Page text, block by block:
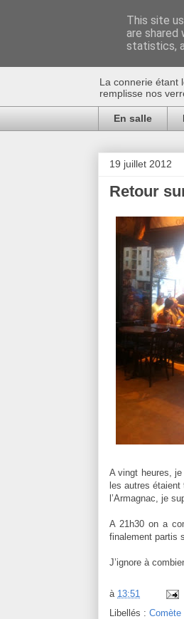
Au
La connerie étant
remplisse nos
En salle
19 juillet 2012
Retour
A vingt heures,
les autres
l’Armagnac, je
A 21h30 on a
finalement partis
J’ignore à
à 13:51
Libellés : Comète
This site
are shared
statistics,